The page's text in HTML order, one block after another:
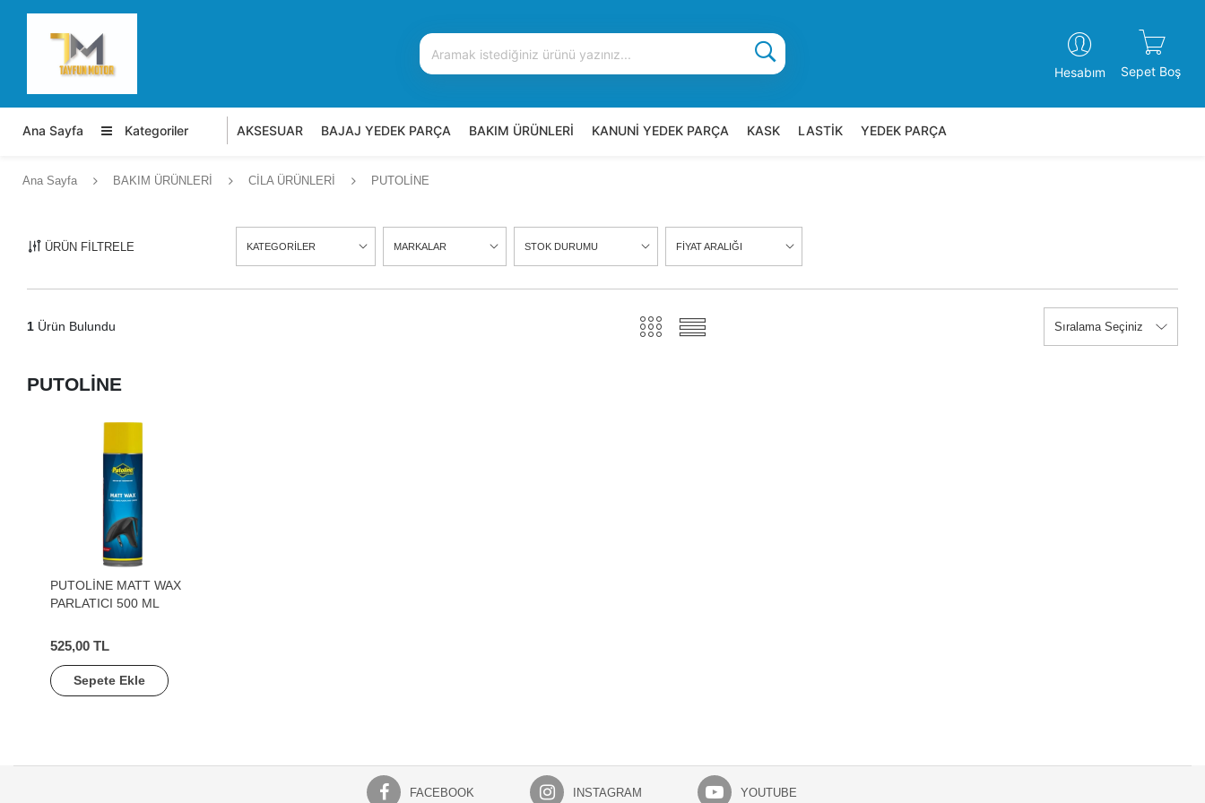
Hesabım Sepet Boş
Ana Sayfa Kategoriler AKSESUAR BAJAJ YEDEK PARÇA BAKIM ÜRÜNLERİ KANUNİ YEDEK PARÇA KASK LASTİK YEDEK PARÇA
Ana Sayfa BAKIM ÜRÜNLERİ CİLA ÜRÜNLERİ PUTOLİNE
ÜRÜN FİLTRELE KATEGORİLER MARKALAR STOK DURUMU FİYAT ARALIĞI
1 Ürün Bulundu
PUTOLİNE
PUTOLİNE MATT WAX
PARLATICI 500 ML
525,00 TL
Sepete Ekle
FACEBOOK INSTAGRAM YOUTUBE